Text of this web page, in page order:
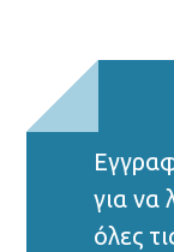
για να
όλες